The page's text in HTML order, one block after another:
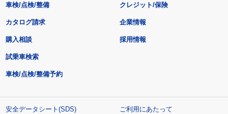
車検/点検/整備 クレジット/保険
カタログ請求
購入相談
試乗車検索
車検/点検/整備予約
企業情報
採用情報
安全データシート(SDS)
ご利用にあたって